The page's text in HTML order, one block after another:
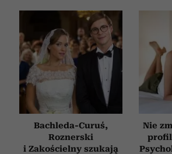
Bachleda-Curuś,
Roznerski
i Zakościelny szukają
Nie